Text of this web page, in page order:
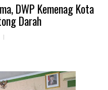
DWP Kemenag Kota
Darah